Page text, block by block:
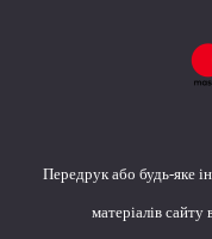
Передрук або будь-яке
матеріалів